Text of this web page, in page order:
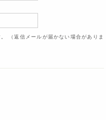
（返信メールが届かない場合がありま